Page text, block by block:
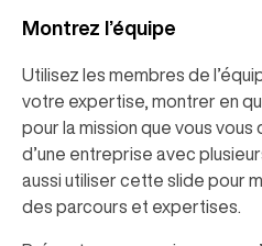
Montrez l’équipe
Utilisez les membres de
votre expertise, montrer en
pour la mission que vous vous
d’une entreprise avec
aussi utiliser cette slide pour
des parcours et expertises.